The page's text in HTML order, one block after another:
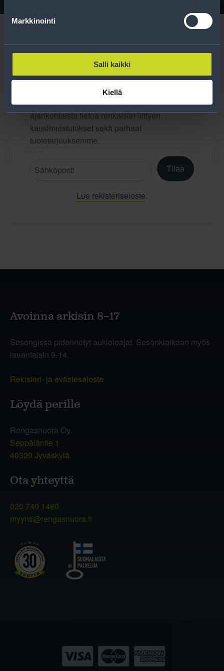
Markkinointi
Salli kaikki
Kiellä
Tilaa uutiskirje
Uutiskirjeessä saat autonomistajan
ajankohtaista tietoa renkaisiin liittyen,
kausimuistutukset sekä parhaat
tuotetarjouksemme.
Tilaa
Lue rekisteriseloste.
Avoinna arkisin 8–17
Sesongissa pidennetyt aukioloajat. Sesonkiaikaan myös
lauantaisin 9-14.
Rekisteri- ja evästeseloste
Löydä perille
Rengasnuora Oy
Seppäläntie 1
40320 Jyväskylä
Ota yhteyttä
020 740 1460
myynti@rengasnuora.fi